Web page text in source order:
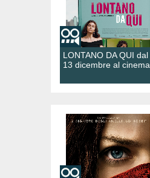
LONTANO DA QUI dal
13 dicembre al cinema